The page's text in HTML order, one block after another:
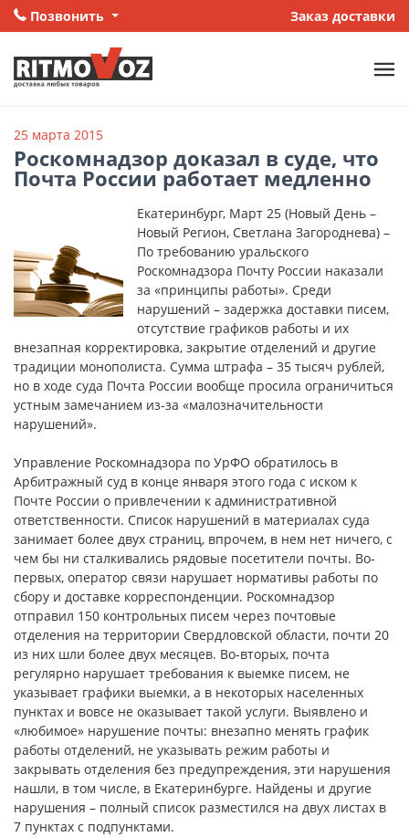
Позвонить Заказ доставки
25 марта 2015
Роскомнадзор доказал в суде, что
Почта России работает медленно
Екатеринбург, Март 25 (Новый День –
Новый Регион, Светлана Загороднева) –
По требованию уральского
Роскомнадзора Почту России наказали
за «принципы работы». Среди
нарушений – задержка доставки писем,
отсутствие графиков работы и их
внезапная корректировка, закрытие отделений и другие
традиции монополиста. Сумма штрафа – 35 тысяч рублей,
но в ходе суда Почта России вообще просила ограничиться
устным замечанием из-за «малозначительности
нарушений».
Управление Роскомнадзора по УрФО обратилось в
Арбитражный суд в конце января этого года с иском к
Почте России о привлечении к административной
ответственности. Список нарушений в материалах суда
занимает более двух страниц, впрочем, в нем нет ничего, с
чем бы ни сталкивались рядовые посетители почты. Во-
первых, оператор связи нарушает нормативы работы по
сбору и доставке корреспонденции. Роскомнадзор
отправил 150 контрольных писем через почтовые
отделения на территории Свердловской области, почти 20
из них шли более двух месяцев. Во-вторых, почта
регулярно нарушает требования к выемке писем, не
указывает графики выемки, а в некоторых населенных
пунктах и вовсе не оказывает такой услуги. Выявлено и
«любимое» нарушение почты: внезапно менять график
работы отделений, не указывать режим работы и
закрывать отделения без предупреждения, эти нарушения
нашли, в том числе, в Екатеринбурге. Найдены и другие
нарушения – полный список разместился на двух листах в
7 пунктах с подпунктами.